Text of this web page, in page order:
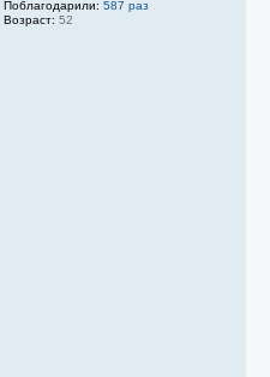
Поблагодарили: 587 раз
Возраст: 52